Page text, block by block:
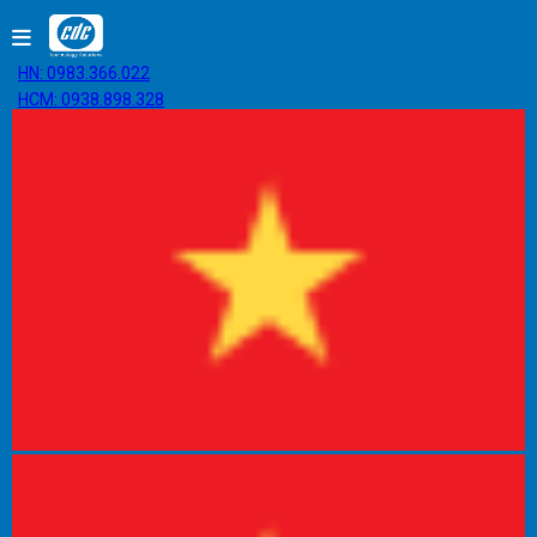
HN: 0983.366.022
HCM: 0938.898.328